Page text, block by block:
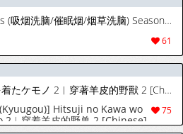
[Dr. Stein] Smoking Hypnosis (吸烟洗脑/催眠烟/烟草洗脑) Season2 EP.22 [Chinese]
61
[NINEKOKS (九號)] 羊の皮を着たケモノ 2︱穿著羊皮的野獸 2 [Chinese]
75
Hitsuji no Kawa wo
2︱穿着羊皮的野兽 2 [Chinese]